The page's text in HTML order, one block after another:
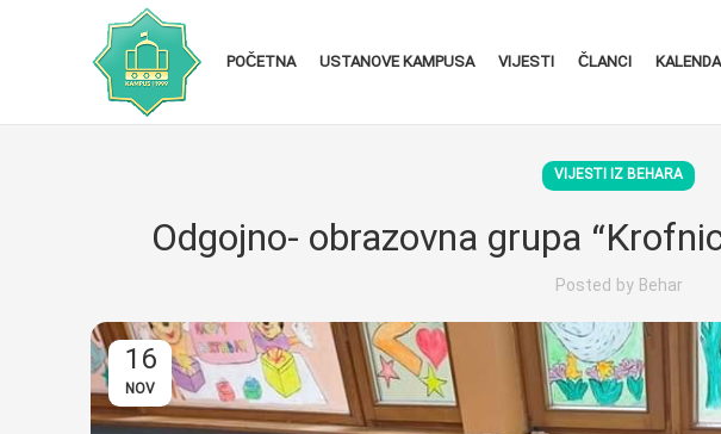
POČETNA USTANOVE KAMPUSA VIJESTI ČLANCI
VIJESTI IZ BEHARA
Odgojno- obrazovna grupa
Posted by Behar
16
NOV